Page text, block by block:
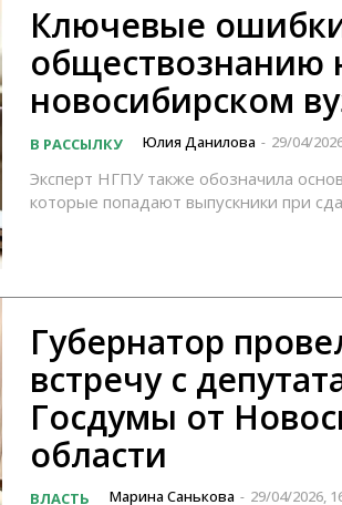
Ключевые
обществознанию
новосибирском
В РАССЫЛКУ Юлия Данилова - 29/04/
Эксперт НГПУ также обозначила
которые попадают выпускники при
Губернатор
встречу с
Госдумы от
области
ВЛАСТЬ Марина Санькова - 29/04/2026,